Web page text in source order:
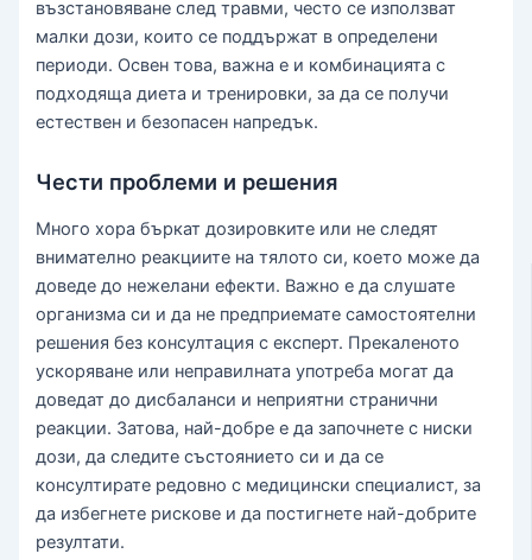
възстановяване след травми, често се използват
малки дози, които се поддържат в определени
периоди. Освен това, важна е и комбинацията с
подходяща диета и тренировки, за да се получи
естествен и безопасен напредък.
Чести проблеми и решения
Много хора бъркат дозировките или не следят
внимателно реакциите на тялото си, което може да
доведе до нежелани ефекти. Важно е да слушате
организма си и да не предприемате самостоятелни
решения без консултация с експерт. Прекаленото
ускоряване или неправилната употреба могат да
доведат до дисбаланси и неприятни странични
реакции. Затова, най-добре е да започнете с ниски
дози, да следите състоянието си и да се
консултирате редовно с медицински специалист, за
да избегнете рискове и да постигнете най-добрите
резултати.